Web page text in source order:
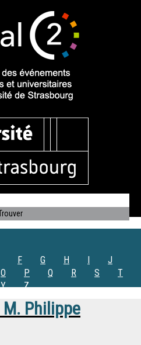
F G H I
J
O P Q R S
T
Y Z
M. Philippe